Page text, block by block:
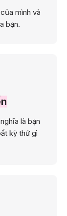
mình và
bạn.
là bạn
kỳ thứ gì